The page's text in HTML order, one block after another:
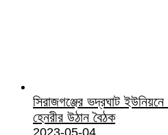
সিরাজগঞ্জের ভদ্রঘাট
হেনরীর উঠান বৈঠক
2023-05-04